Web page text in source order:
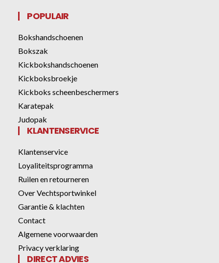
POPULAIR
Bokshandschoenen
Bokszak
Kickbokshandschoenen
Kickboksbroekje
Kickboks scheenbeschermers
Karatepak
Judopak
KLANTENSERVICE
Klantenservice
Loyaliteitsprogramma
Ruilen en retourneren
Over Vechtsportwinkel
Garantie & klachten
Contact
Algemene voorwaarden
Privacy verklaring
DIRECT ADVIES